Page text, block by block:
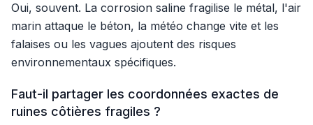
Oui, souvent. La corrosion saline fragilise le métal, l'air
marin attaque le béton, la météo change vite et les
falaises ou les vagues ajoutent des risques
environnementaux spécifiques.
Faut-il partager les coordonnées exactes de
ruines côtières fragiles ?